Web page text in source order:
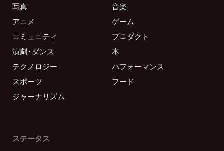
写真
音楽
アニメ
ゲーム
コミュニティ
プロダクト
演劇・ダンス
本
テクノロジー
パフォーマンス
スポーツ
フード
ジャーナリズム
ステータス